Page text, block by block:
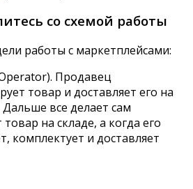
со схемой работы
работы с маркетплейсами:
Продавец
товар и доставляет его на
все делает сам
на складе, а когда его
комплектует и доставляет